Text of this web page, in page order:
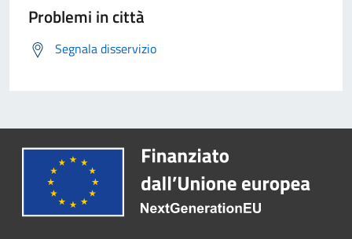
Problemi in città
Segnala disservizio